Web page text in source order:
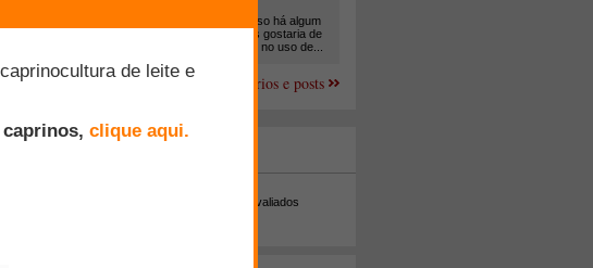
Em minha propriedade, já uso há algum
tempo cana com ureia, mas gostaria de
um melhor aprofundamento no uso de...
Mais comentários e posts
Melhor avaliados